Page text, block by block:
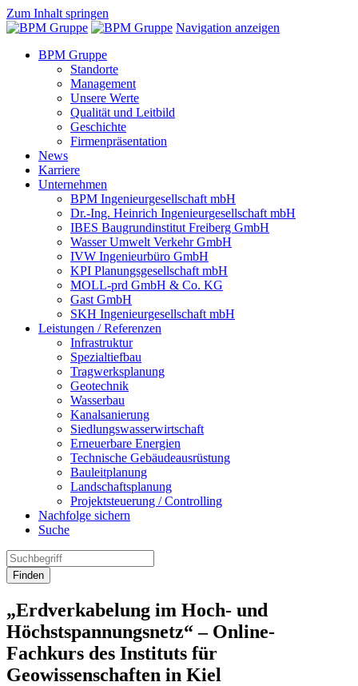
Zum Inhalt springen
Navigation anzeigen
BPM Gruppe
Standorte
Management
Unsere Werte
Qualität und Leitbild
Geschichte
Firmenpräsentation
News
Karriere
Unternehmen
BPM Ingenieurgesellschaft mbH
Dr.-Ing. Heinrich Ingenieurgesellschaft mbH
IBES Baugrundinstitut Freiberg GmbH
Wasser Umwelt Verkehr GmbH
IVW Ingenieurbüro GmbH
KPI Planungsgesellschaft mbH
MOLL-prd GmbH & Co. KG
Gast GmbH
SKH Ingenieurgesellschaft mbH
Leistungen / Referenzen
Infrastruktur
Spezialtiefbau
Tragwerksplanung
Geotechnik
Wasserbau
Kanalsanierung
Siedlungswasserwirtschaft
Erneuerbare Energien
Technische Gebäudeausrüstung
Bauleitplanung
Landschaftsplanung
Projektsteuerung / Controlling
Nachfolge sichern
Suche
Finden
„Erdverkabelung im Hoch- und
Höchstspannungsnetz“ – Online-
Fachkurs des Instituts für
Geowissenschaften in Kiel